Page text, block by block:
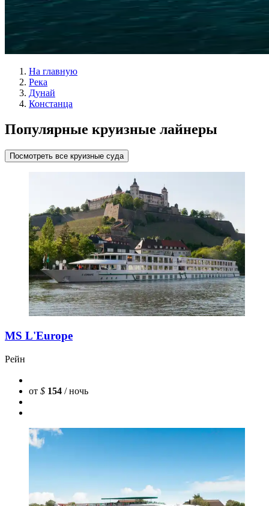
На главную
Река
Дунай
Констанца
Популярные круизные лайнеры
Посмотреть все круизные суда
MS L'Europe
Рейн
от $ 154 / ночь